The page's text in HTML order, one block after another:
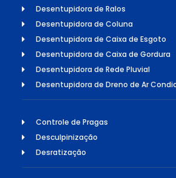
Desentupidora de Ralos
Desentupidora de Coluna
Desentupidora de Caixa de Esgoto
Desentupidora de Caixa de Gordura
Desentupidora de Rede Pluvial
Desentupidora de Dreno de Ar
Controle de Pragas
Desculpinização
Desratização